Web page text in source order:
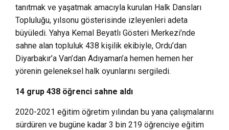
tanıtmak ve yaşatmak amacıyla kurulan Halk Dansları
Topluluğu, yılsonu gösterisinde izleyenleri adeta
büyüledi. Yahya Kemal Beyatlı Gösteri Merkezi’nde
sahne alan topluluk 438 kişilik ekibiyle, Ordu’dan
Diyarbakır’a Van’dan Adıyaman’a hemen hemen her
yörenin geleneksel halk oyunlarını sergiledi.
14 grup 438 öğrenci sahne aldı
2020-2021 eğitim öğretim yılından bu yana çalışmalarını
sürdüren ve bugüne kadar 3 bin 219 öğrenciye eğitim